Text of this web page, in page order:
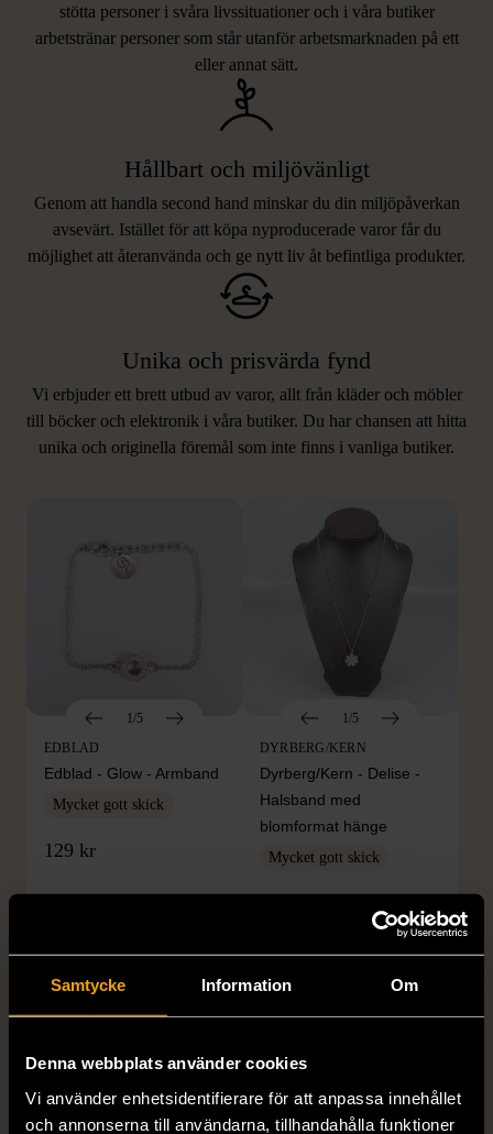
Samtycke Information Om
Denna webbplats använder cookies
Vi använder enhetsidentifierare för att anpassa innehållet
och annonserna till användarna, tillhandahålla funktioner
stötta personer i svåra livssituationer och i våra butiker
arbetstränar personer som står utanför arbetsmarknaden på ett
eller annat sätt.
Hållbart och miljövänligt
Genom att handla second hand minskar du din miljöpåverkan
avsevärt. Istället för att köpa nyproducerade varor får du
möjlighet att återanvända och ge nytt liv åt befintliga produkter.
Unika och prisvärda fynd
Vi erbjuder ett brett utbud av varor, allt från kläder och möbler
till böcker och elektronik i våra butiker. Du har chansen att hitta
unika och originella föremål som inte finns i vanliga butiker.
LIKNANDE PRODUKTER
Hitta produkter som påminner om denna
1/5
EDBLAD
Edblad - Glow - Armband
Mycket gott skick
129 kr
1/5
DYRBERG/KERN
Dyrberg/Kern - Delise -
Halsband med
blomformat hänge
Mycket gott skick